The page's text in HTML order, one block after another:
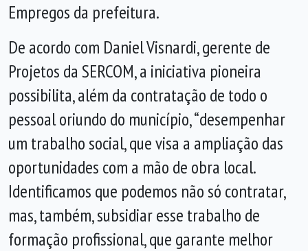
Empregos da prefeitura.
De acordo com Daniel Visnardi, gerente de
Projetos da SERCOM, a iniciativa pioneira
possibilita, além da contratação de todo o
pessoal oriundo do município, “desempenhar
um trabalho social, que visa a ampliação das
oportunidades com a mão de obra local.
Identificamos que podemos não só contratar,
mas, também, subsidiar esse trabalho de
formação profissional, que garante melhor